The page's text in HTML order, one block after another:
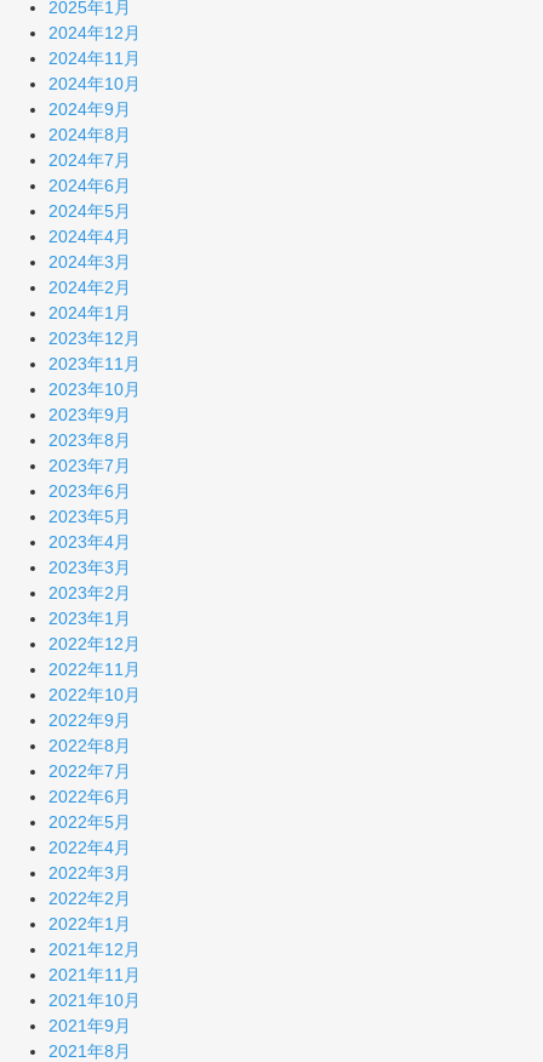
2025年1月
2024年12月
2024年11月
2024年10月
2024年9月
2024年8月
2024年7月
2024年6月
2024年5月
2024年4月
2024年3月
2024年2月
2024年1月
2023年12月
2023年11月
2023年10月
2023年9月
2023年8月
2023年7月
2023年6月
2023年5月
2023年4月
2023年3月
2023年2月
2023年1月
2022年12月
2022年11月
2022年10月
2022年9月
2022年8月
2022年7月
2022年6月
2022年5月
2022年4月
2022年3月
2022年2月
2022年1月
2021年12月
2021年11月
2021年10月
2021年9月
2021年8月